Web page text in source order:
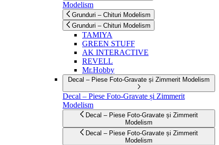
Modelism
Grunduri – Chituri Modelism
Grunduri – Chituri Modelism
TAMIYA
GREEN STUFF
AK INTERACTIVE
REVELL
Mr.Hobby
Decal – Piese Foto-Gravate și Zimmerit Modelism
Decal – Piese Foto-Gravate și Zimmerit
Modelism
Decal – Piese Foto-Gravate și Zimmerit
Modelism
Decal – Piese Foto-Gravate și Zimmerit
Modelism